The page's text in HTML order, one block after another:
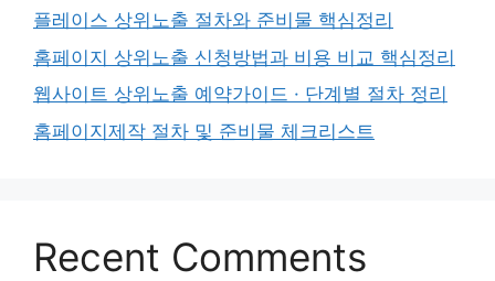
플레이스 상위노출 절차와 준비물 핵심정리
홈페이지 상위노출 신청방법과 비용 비교 핵심정리
웹사이트 상위노출 예약가이드 · 단계별 절차 정리
홈페이지제작 절차 및 준비물 체크리스트
Recent Comments